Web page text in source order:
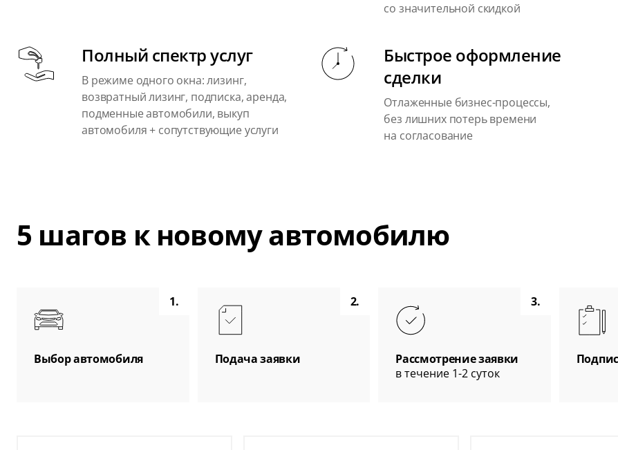
со значительной скидкой
Полный спектр услуг
В режиме одного окна: лизинг,
возвратный лизинг, подписка, аренда,
подменные автомобили, выкуп
автомобиля + сопутствующие услуги
Быстрое оформление
сделки
Отлаженные бизнес-процессы,
без лишних потерь времени
на согласование
5 шагов к новому автомобилю
1.
Выбор автомобиля
2.
Подача заявки
3.
Рассмотрение заявки
в течение 1-2 суток